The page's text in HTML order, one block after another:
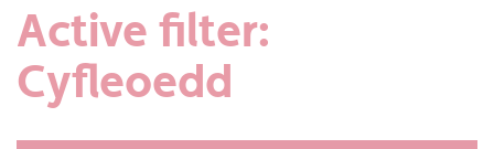
Active filter:
Cyfleoedd